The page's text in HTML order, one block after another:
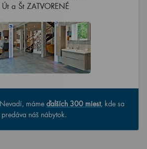
Út a Št ZATVORENÉ
máme ďalších 300 miest, kde sa
predáva náš nábytok.